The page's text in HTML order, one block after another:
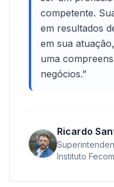
competente.
em resultados
em sua
uma
negócios.”
Ricardo
Instituto